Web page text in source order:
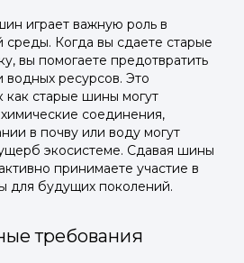
играет важную роль в
Когда вы сдаете старые
вы помогаете предотвратить
водных ресурсов. Это
как старые шины могут
соединения,
в почву или воду могут
экосистеме. Сдавая шины
принимаете участие в
для будущих поколений.
требования